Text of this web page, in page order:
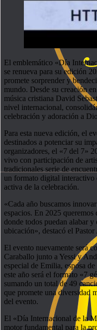
El emblemático «Día
se renueva para su edición
promete sorprender y
mundo. Desde su creación
música cristiana David
nivel internacional,
celebración y adoración a
Para esta nueva edición, el
destinados a potenciar su
organizadores, el «7 del 7»
vivo con participación de
tradicionales serie de
un formato digital interactivo
activa de la celebración.
«Cada año buscamos
espacios. En 2025
donde todos puedan alabar
ubicación», destacó el
El evento nuevamente será
Caraballo junto a Yessi y
especial de Emilia, esposa
este año será el formato «7
sumando un total de 49
que promete una diversidad
del evento.
El «Día Internacional de la
motor fundamental para la